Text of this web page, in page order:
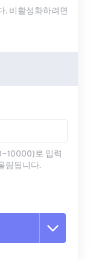
. 비활성화하려면
로 입력
림됩니다.